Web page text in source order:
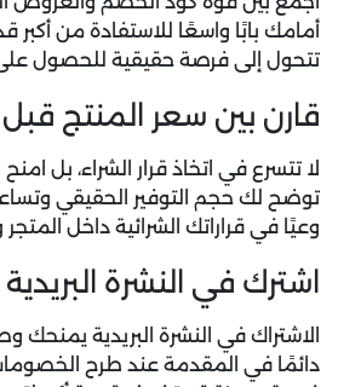
أمامك بابًا واسعًا للاستفادة من
تتحول إلى فرصة حقيقية للحصول
قارن بين سعر المنتج
لا تتسرع في اتخاذ قرار الشراء، بل
توضح لك حجم التوفير الحقيقي
وعيًا في قراراتك الشرائية داخل
اشترك في النشرة
الاشتراك في النشرة البريدية
دائمًا في المقدمة عند طرح